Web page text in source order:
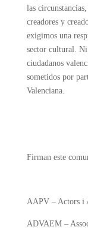
las
creadores y
exigimos una
sector cultural.
ciudadanos
sometidos por
Valenciana.
Firman este
AAPV – Actors i
ADVAEM –